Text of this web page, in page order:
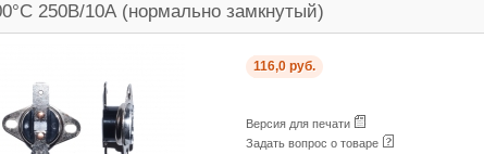
250В/10А (нормально замкнутый)
116,0 руб.
Версия для печати
Задать вопрос о товаре